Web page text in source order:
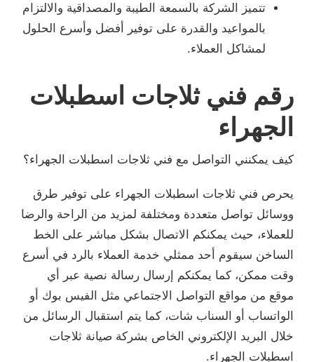
تتميز الشركة بالسمعة الطيبة والمصداقية والالتزام
بالمواعيد والقدرة على توفير أفضل وأسرع الحلول
لمشاكل العملاء.
رقم فني ثلاجات اسطبلات
الجهراء
كيف يمكنني التواصل مع فني ثلاجات اسطبلات الجهراء؟
يحرص فني ثلاجات اسطبلات الجهراء على توفير طرق
ووسائل تواصل متعددة ومختلفة لمزيد من الراحة والرضا
للعملاء، حيث يمكنكم الاتصال بشكل مباشر على الخط
الساخن سيقوم أحد ممثلي خدمة العملاء بالرد في أسرع
وقت ممكن، كما يمكنكم إرسال رسالة نصية عبر أي
موقع من مواقع التواصل الاجتماعي مثل الفيس بوك أو
الواتساب أو السناب شات، كما يتم استقبال الرسائل من
خلال البريد الإلكتروني الخاص بشركة صيانة ثلاجات
اسطبلات الجهراء.